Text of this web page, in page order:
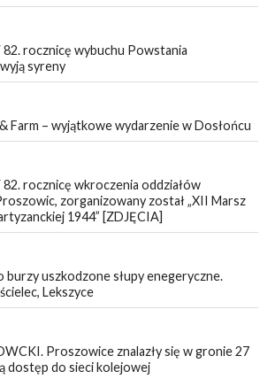
82. rocznicę wybuchu Powstania
syreny
Farm – wyjątkowe wydarzenie w Dosłońcu
82. rocznicę wkroczenia oddziałów
zorganizowany został „XII Marsz
1944” [ZDJĘCIA]
burzy uszkodzone słupy enegeryczne.
Lekszyce
Proszowice znalazły się w gronie 27
dostęp do sieci kolejowej